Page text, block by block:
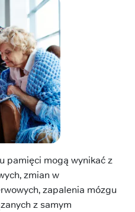
pamięci mogą wynikać z
zmian w
zapalenia mózgu
z samym